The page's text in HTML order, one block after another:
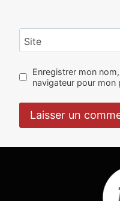
Site
Enregistrer mon
navigateur pour mon